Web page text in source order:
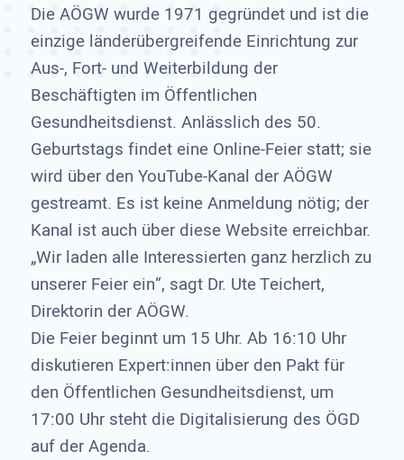
Die AÖGW wurde 1971 gegründet und ist die
einzige länderübergreifende Einrichtung zur
Aus-, Fort- und Weiterbildung der
Beschäftigten im Öffentlichen
Gesundheitsdienst. Anlässlich des 50.
Geburtstags findet eine Online-Feier statt; sie
wird über den YouTube-Kanal der AÖGW
gestreamt. Es ist keine Anmeldung nötig; der
Kanal ist auch über diese Website erreichbar.
„Wir laden alle Interessierten ganz herzlich zu
unserer Feier ein“, sagt Dr. Ute Teichert,
Direktorin der AÖGW.
Die Feier beginnt um 15 Uhr. Ab 16:10 Uhr
diskutieren Expert:innen über den Pakt für
den Öffentlichen Gesundheitsdienst, um
17:00 Uhr steht die Digitalisierung des ÖGD
auf der Agenda.